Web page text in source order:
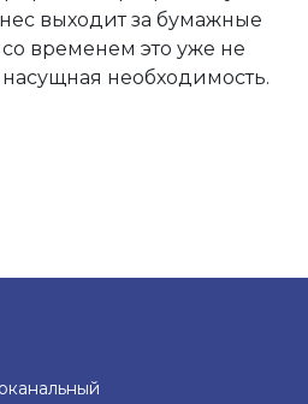
выходит за бумажные
временем это уже не
необходимость.